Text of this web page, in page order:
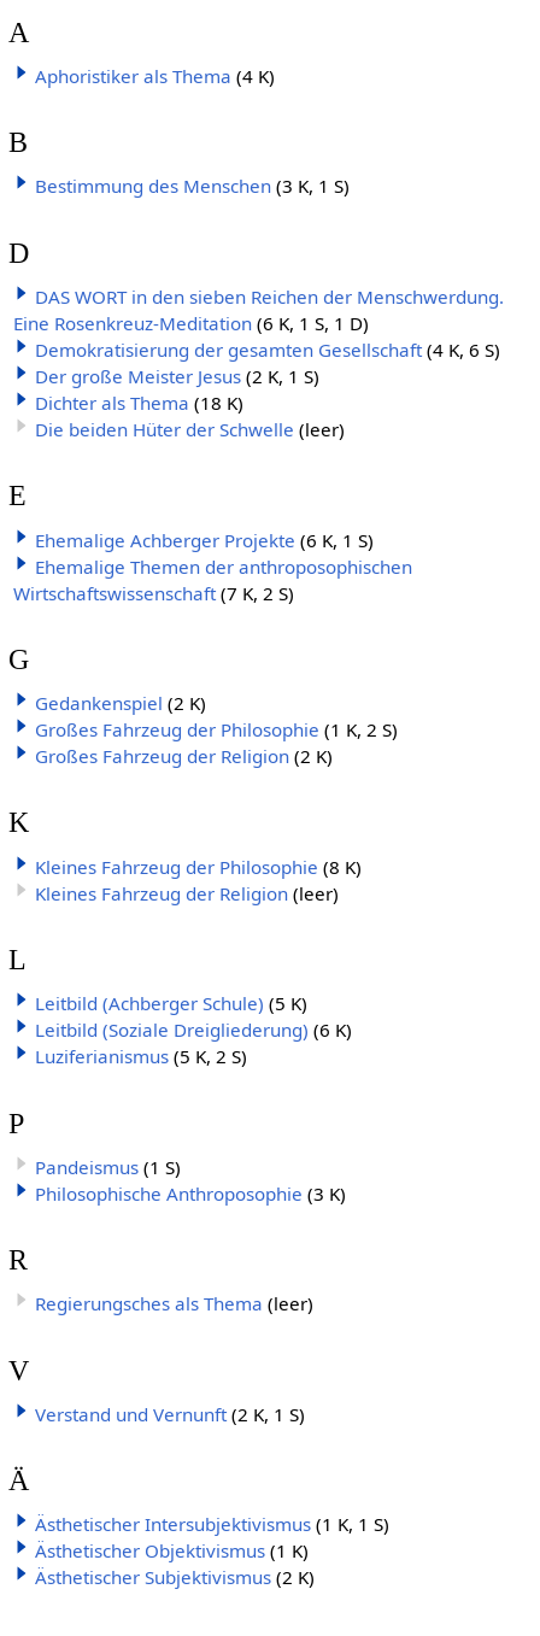
A
Aphoristiker als Thema (4 K)
B
Bestimmung des Menschen (3 K, 1 S)
D
DAS WORT in den sieben Reichen der Menschwerdung.
Eine Rosenkreuz-Meditation (6 K, 1 S, 1 D)
Demokratisierung der gesamten Gesellschaft (4 K, 6 S)
Der große Meister Jesus (2 K, 1 S)
Dichter als Thema (18 K)
Die beiden Hüter der Schwelle (leer)
E
Ehemalige Achberger Projekte (6 K, 1 S)
Ehemalige Themen der anthroposophischen
Wirtschaftswissenschaft (7 K, 2 S)
G
Gedankenspiel (2 K)
Großes Fahrzeug der Philosophie (1 K, 2 S)
Großes Fahrzeug der Religion (2 K)
K
Kleines Fahrzeug der Philosophie (8 K)
Kleines Fahrzeug der Religion (leer)
L
Leitbild (Achberger Schule) (5 K)
Leitbild (Soziale Dreigliederung) (6 K)
Luziferianismus (5 K, 2 S)
P
Pandeismus (1 S)
Philosophische Anthroposophie (3 K)
R
Regierungsches als Thema (leer)
V
Verstand und Vernunft (2 K, 1 S)
Ä
Ästhetischer Intersubjektivismus (1 K, 1 S)
Ästhetischer Objektivismus (1 K)
Ästhetischer Subjektivismus (2 K)